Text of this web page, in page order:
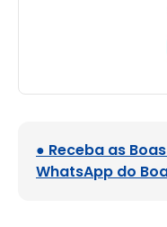
● Receba as
WhatsApp do